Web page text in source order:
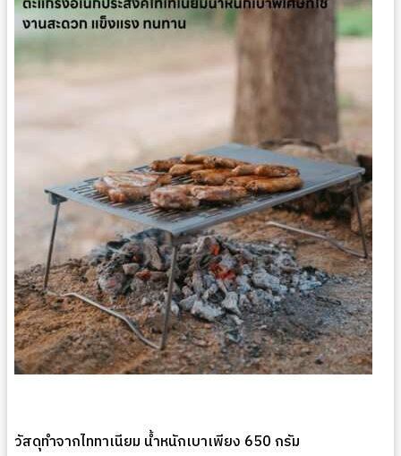
วัสดุทำจากไททาเนียม น้ำหนักเบาเพียง 650 กรัม